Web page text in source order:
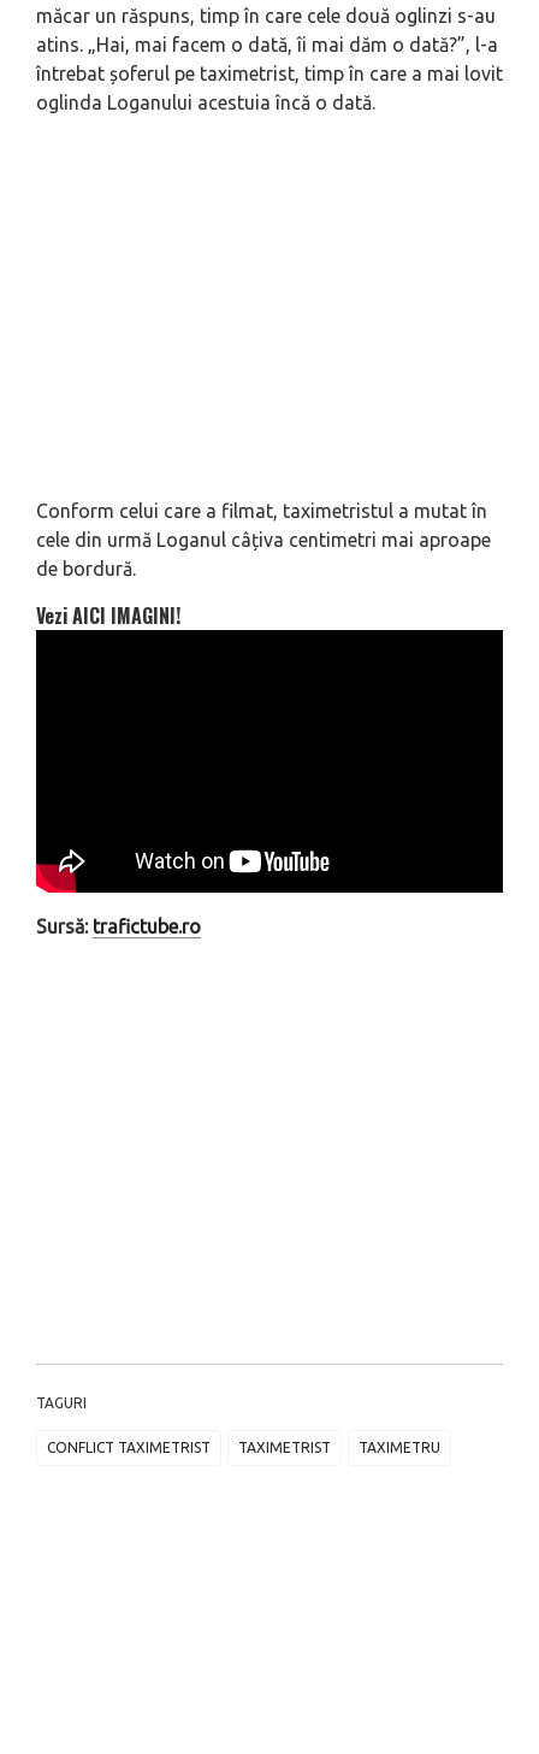
măcar un răspuns, timp în care cele două oglinzi s-au
atins. „Hai, mai facem o dată, îi mai dăm o dată?”, l-a
întrebat șoferul pe taximetrist, timp în care a mai lovit
oglinda Loganului acestuia încă o dată.
Conform celui care a filmat, taximetristul a mutat în
cele din urmă Loganul câțiva centimetri mai aproape
de bordură.
Vezi AICI IMAGINI!
Sursă: trafictube.ro
TAGURI
CONFLICT TAXIMETRIST TAXIMETRIST TAXIMETRU